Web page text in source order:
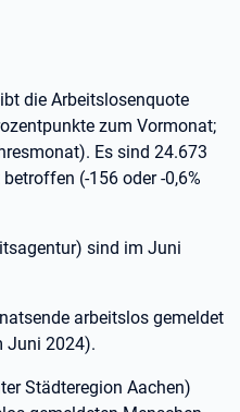
die Arbeitslosenquote
zum Vormonat;
Es sind 24.673
(-156 oder -0,6%
sind im Juni
arbeitslos gemeldet
Juni 2024).
Städteregion Aachen)